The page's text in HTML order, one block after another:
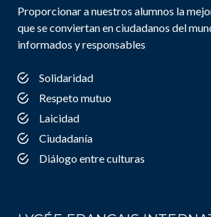
Proporcionar a nuestros alumnos la
que se conviertan en ciudadanos del
informados y responsables
Solidaridad
Respeto mutuo
Laicidad
Ciudadanía
Diálogo entre culturas